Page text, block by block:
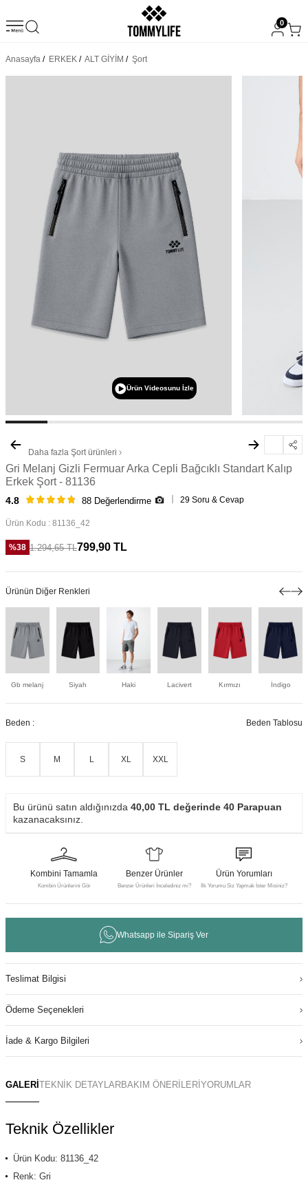
0
Anasayfa / ERKEK / ALT GİYİM / Şort
GALERİ TEKNİK DETAYLARBAKIM ÖNERİLERİ YORUMLAR
Teknik Özellikler
Ürün Kodu: 81136_42
Renk: Gri
Ürün Videosunu İzle
Daha fazla Şortürünleri
Gri Melanj Gizli Fermuar Arka Cepli Bağcıklı Standart Kalıp
Erkek Şort - 81136
4.8 88 Değerlendirme 29 Soru & Cevap
Ürün Kodu : 81136_42
%38 1.294,65TL799,90 TL
Ürünün Diğer Renkleri
Gb melanj Siyah Haki Lacivert Kırmızı İndigo
Beden : Beden Tablosu
S M L XL XXL
Bu ürünü satın aldığınızda 40,00 TL değerinde 40 Parapuan
kazanacaksınız.
Kombini Tamamla
Kombin Ürünlerini Gör
Benzer Ürünler
Benzer Ürünleri İncelediniz mi?
Ürün Yorumları
İlk Yorumu Siz Yapmak İster Misiniz?
Whatsapp ile Sipariş Ver
Teslimat Bilgisi
Ödeme Seçenekleri
İade & Kargo Bilgileri